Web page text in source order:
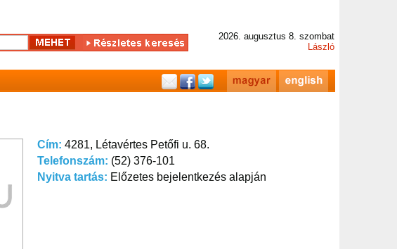
2026. augusztus 8. szombat
László
Cím: 4281, Létavértes Petőfi u. 68.
Telefonszám: (52) 376-101
Nyitva tartás: Előzetes bejelentkezés alapján